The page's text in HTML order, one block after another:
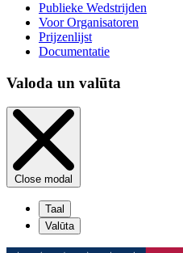
Publieke Wedstrijden
Voor Organisatoren
Prijzenlijst
Documentatie
Valoda un valūta
Close modal
Taal
Valūta